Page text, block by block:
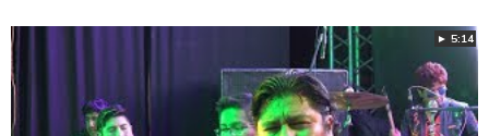
► 5:14